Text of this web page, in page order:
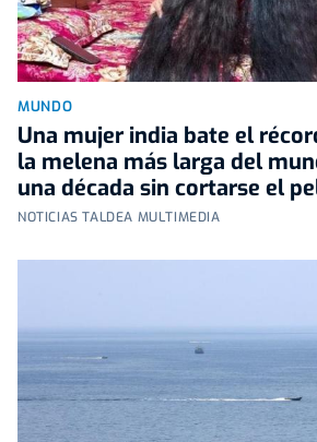
MUNDO
Una mujer india bate el
la melena más larga del
una década sin cortarse el
NOTICIAS TALDEA MULTIMEDIA